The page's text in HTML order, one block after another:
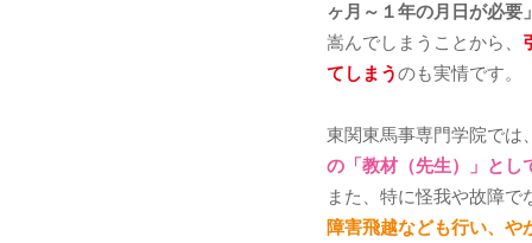
ヶ月～１年の月日が必要
嵩んでしまうことから、
てしまうのも実情です。
東関東馬事専門学院では
の「教材（先生）」とし
また、特に怪我や故障
障害飛越なども行い、や